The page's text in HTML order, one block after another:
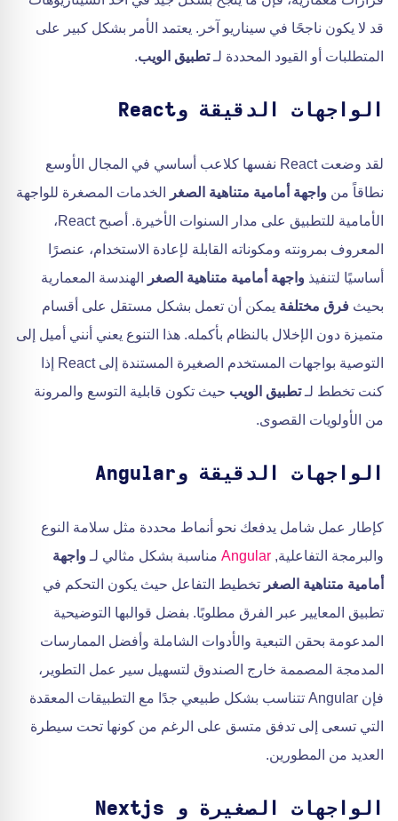
قد لا يكون ناجحًا في سيناريو آخر. يعتمد الأمر بشكل كبير على
المتطلبات أو القيود المحددة لـتطبيق الويب.
الواجهات الدقيقة وReact
لقد وضعت React نفسها كلاعب أساسي في المجال الأوسع
نطاقاً من واجهة أمامية متناهية الصغر
الخدمات المصغرة للواجهة
الأمامية للتطبيق على مدار السنوات الأخيرة. أصبح React،
المعروف بمرونته ومكوناته القابلة لإعادة الاستخدام، عنصرًا
أساسيًا لتنفيذ واجهة أمامية متناهية الصغر
الهندسة المعمارية
بحيث فرق مختلفة يمكن أن تعمل بشكل مستقل على أقسام
متميزة دون الإخلال بالنظام بأكمله. هذا التنوع يعني أنني أميل إلى
التوصية بواجهات المستخدم الصغيرة المستندة إلى React إذا
كنت تخطط لـتطبيق الويب حيث تكون قابلية التوسع والمرونة
من الأولويات القصوى.
الواجهات الدقيقة وAngular
كإطار عمل شامل يدفعك نحو أنماط محددة مثل سلامة النوع
والبرمجة التفاعلية, Angular مناسبة بشكل مثالي لـ واجهة
أمامية متناهية الصغر تخطيط التفاعل حيث يكون التحكم في
تطبيق المعايير عبر الفرق مطلوبًا. بفضل قوالبها التوضيحية
المدعومة بحقن التبعية والأدوات الشاملة وأفضل الممارسات
المدمجة المصممة خارج الصندوق لتسهيل سير عمل التطوير،
فإن Angular تتناسب بشكل طبيعي جدًا مع التطبيقات المعقدة
التي تسعى إلى تدفق متسق على الرغم من كونها تحت سيطرة
العديد من المطورين.
الواجهات الصغيرة و Nextjs